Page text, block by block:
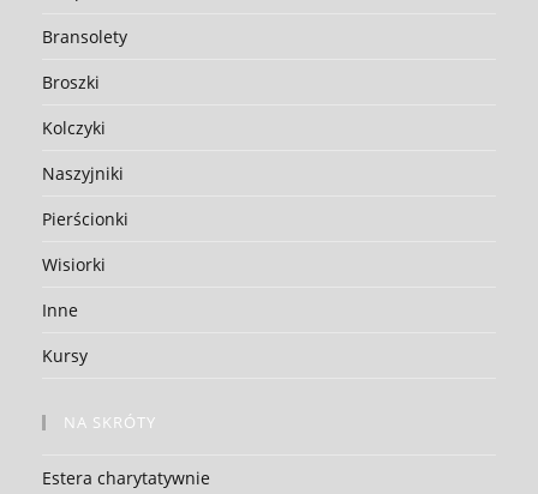
Bransolety
Broszki
Kolczyki
Naszyjniki
Pierścionki
Wisiorki
Inne
Kursy
NA SKRÓTY
Estera charytatywnie